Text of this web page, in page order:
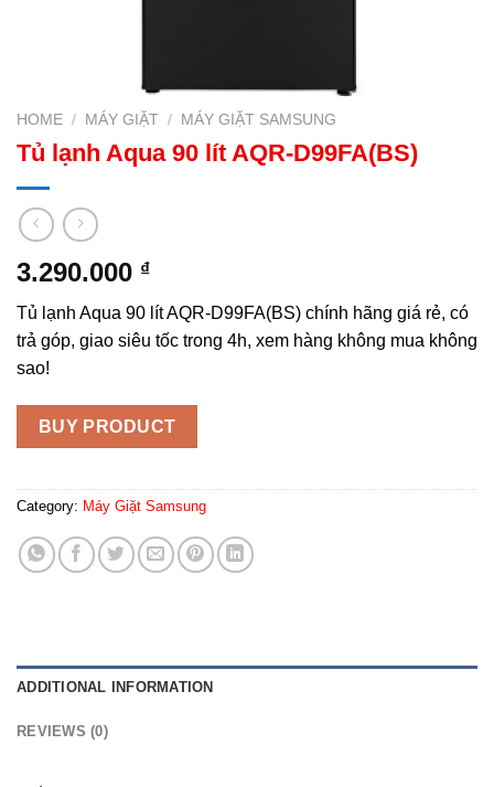
HOME / MÁY GIẶT / MÁY GIẶT SAMSUNG
Tủ lạnh Aqua 90 lít AQR-D99FA(BS)
3.290.000 ₫
Tủ lạnh Aqua 90 lít AQR-D99FA(BS) chính hãng giá rẻ, có
trả góp, giao siêu tốc trong 4h, xem hàng không mua không
sao!
BUY PRODUCT
Category: Máy Giặt Samsung
ADDITIONAL INFORMATION
REVIEWS (0)